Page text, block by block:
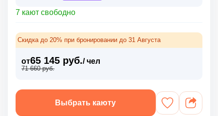
7 кают свободно
Скидка до 20% при бронировании до 31 Августа
от65 145 руб./ чел
71 660 руб.
Выбрать каюту